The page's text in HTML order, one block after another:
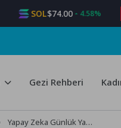
SOL$74.00 4.58%
Gezi Rehberi
Yapay Zeka Günlük Yaşamımızdaki Yeri ve Etkileri